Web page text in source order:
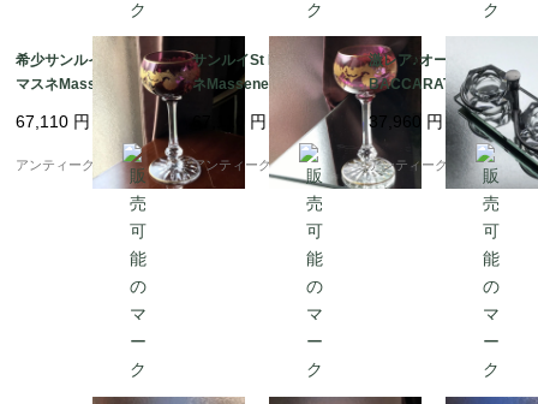
希少サンルイSt Louis
マスネMassenetワイ
ングラス24金アメジス
ト
67,110 円
アンティーク ボアルネ
サンルイSt Louis マス
ネMassenetラインワ
イングラス24金ルージ
67,110 円
アンティーク ボアルネ
激レア♪オールドバカラ
BACCARATソルトセ
ラー美しい鏡台座付き
★塩胡椒入れ★
37,960 円
アンティーク ボアルネ